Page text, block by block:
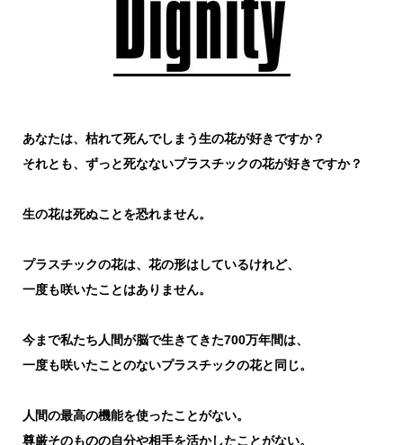
あなたは、枯れて死んでしまう生の花が好きですか？
それとも、ずっと死なないプラスチックの花が好きですか？
生の花は死ぬことを恐れません。
プラスチックの花は、花の形はしているけれど、
一度も咲いたことはありません。
今まで私たち人間が脳で生きてきた700万年間は、
一度も咲いたことのないプラスチックの花と同じ。
人間の最高の機能を使ったことがない。
尊厳そのものの自分や相手を活かしたことがない。